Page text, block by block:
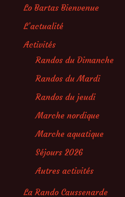
Lo Bartas Bienvenue
L’actualité
Activités
Randos du Dimanche
Randos du Mardi
Randos du jeudi
Marche nordique
Marche aquatique
Séjours 2026
Autres activités
La Rando Caussenarde